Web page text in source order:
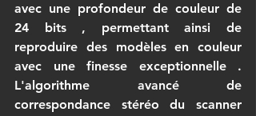
24 bits , permettant ainsi de
reproduire des modèles en couleur
avec une finesse exceptionnelle .
L'algorithme avancé de
correspondance stéréo du scanner